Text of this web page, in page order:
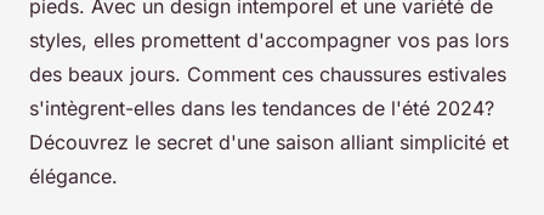
pieds. Avec un design intemporel et une variété de
styles, elles promettent d'accompagner vos pas lors
des beaux jours. Comment ces chaussures estivales
s'intègrent-elles dans les tendances de l'été 2024?
Découvrez le secret d'une saison alliant simplicité et
élégance.